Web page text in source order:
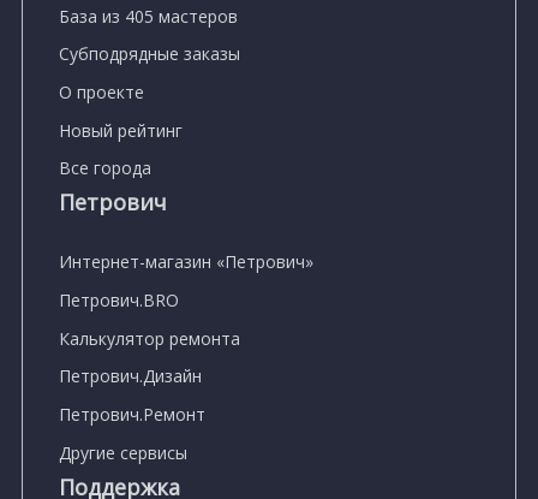
База из 405 мастеров
Субподрядные заказы
О проекте
Новый рейтинг
Все города
Петрович
Интернет-магазин «Петрович»
Петрович.BRO
Калькулятор ремонта
Петрович.Дизайн
Петрович.Ремонт
Другие сервисы
Поддержка